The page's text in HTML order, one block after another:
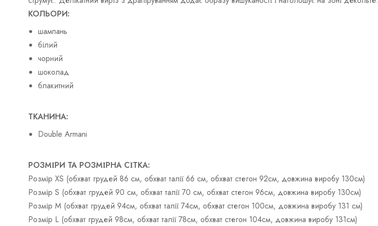
КОЛЬОРИ:
шампань
білий
чорний
шоколад
блакитний
ТКАНИНА:
Double Armani
РОЗМІРИ ТА РОЗМІРНА СІТКА:
Розмір XS (обхват грудей 86 см, обхват талії 66 см, обхват стегон 92см, довжина виробу 130см)
Розмір S (обхват грудей 90 см, обхват талії 70 см, обхват стегон 96см, довжина виробу 130см)
Розмір M (обхват грудей 94см, обхват талії 74см, обхват стегон 100см, довжина виробу 131 см)
Розмір L (обхват грудей 98см, обхват талії 78см, обхват стегон 104см, довжина виробу 131см)